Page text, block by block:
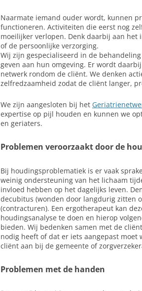
Naarmate iemand ouder wordt, kunnen
functioneren. Activiteiten die eerst nog
moeilijker verlopen. Denk daarbij aan
of de persoonlijke verzorging.
Wij zijn gespecialiseerd in de
geven aan hun omgeving. Er wordt
netwerk rondom de cliënt. We denken
zelfredzaamheid zodat de cliënt langer,
We zijn aangesloten bij het
expertise op pijl houden en kunnen we
en geriaters.
Problemen veroorzaakt door de
Bij houdingsproblematiek is er vaak
weinig ondersteuning van het lichaam
invloed hebben op het dagelijks leven.
decubitus (wonden door langdurig zitten
(contracturen). Een ergotherapeut kan
houdingsanalyse te doen en hierop
bieden. Wij bedenken samen met de
nodig heeft of dat er iets aangepast moet
cliënt aan bij de gemeente of
Problemen met de handen